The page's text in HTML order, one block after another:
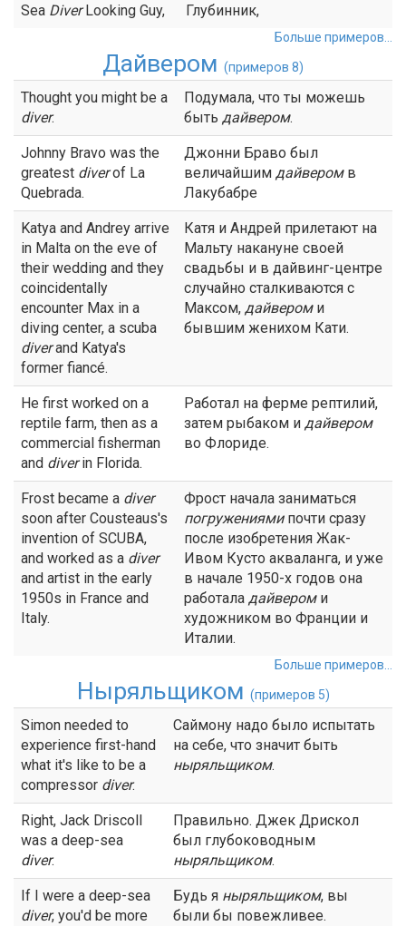
Sea DiverLooking Guy,
Глубинник,
Больше примеров...
Дайвером (примеров 8)
Thought you might be a
diver.
Подумала, что ты можешь
быть дайвером.
Johnny Bravo was the
greatest diverof La
Quebrada.
Джонни Браво был
величайшим дайверомв
Лакубабре
Katya and Andrey arrive
in Malta on the eve of
their wedding and they
coincidentally
encounter Max in a
diving center, a scuba
diverand Katya's
former fiancé.
Катя и Андрей прилетают на
Мальту накануне своей
свадьбы и в дайвинг-центре
случайно сталкиваются с
Максом, дайвероми
бывшим женихом Кати.
He first worked on a
reptile farm, then as a
commercial fisherman
and diverin Florida.
Работал на ферме рептилий,
затем рыбаком и дайвером
во Флориде.
Frost became a diver
soon after Cousteaus's
invention of SCUBA,
and worked as a diver
and artist in the early
1950s in France and
Italy.
Фрост начала заниматься
погружениямипочти сразу
после изобретения Жак-
Ивом Кусто акваланга, и уже
в начале 1950-х годов она
работала дайвероми
художником во Франции и
Италии.
Больше примеров...
Ныряльщиком (примеров 5)
Simon needed to
experience first-hand
what it's like to be a
compressor diver.
Саймону надо было испытать
на себе, что значит быть
ныряльщиком.
Right, Jack Driscoll
was a deep-sea
diver.
Правильно. Джек Дрискол
был глубоководным
ныряльщиком.
If I were a deep-sea
diver, you'd be more
Будь я ныряльщиком, вы
были бы повежливее.